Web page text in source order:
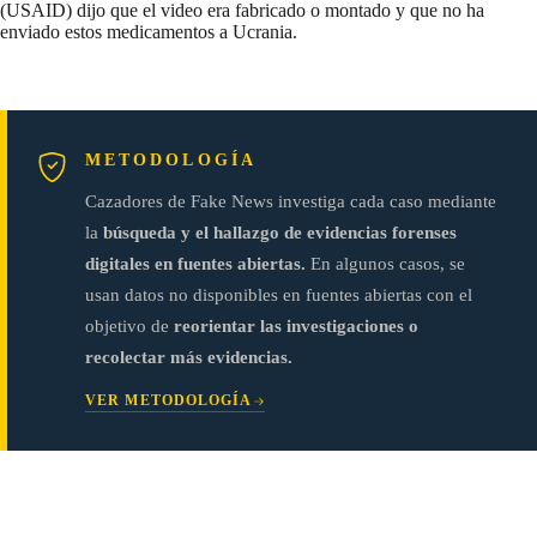
(USAID) dijo que el video era fabricado o montado y que no ha
enviado estos medicamentos a Ucrania.
METODOLOGÍA
Cazadores de Fake News investiga cada caso mediante
la búsqueda y el hallazgo de evidencias forenses
digitales en fuentes abiertas. En algunos casos, se
usan datos no disponibles en fuentes abiertas con el
objetivo de reorientar las investigaciones o
recolectar más evidencias.
VER METODOLOGÍA